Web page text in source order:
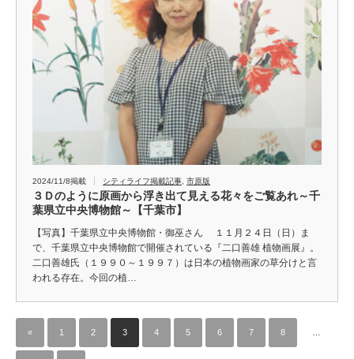
2024/11/8掲載 シティライフ掲載記事 市原版
３Ｄのように原画から浮き出て見える花々をご覧あれ～千
葉県立中央博物館～【千葉市】
【写真】千葉県立中央博物館・御巫さん １１月２４日（日）ま
で、千葉県立中央博物館で開催されている『二口善雄 植物画展』。
二口善雄氏（１９９０～１９９７）は日本の植物画家の草分けと言
われる存在。今回の植…
« 1 2 3 4 5 6 7 8